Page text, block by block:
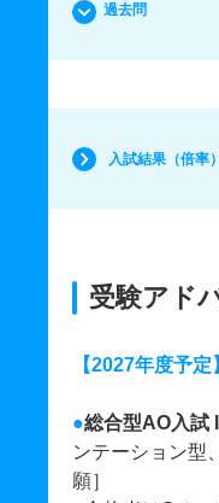
過去問
入試結果（倍率
受験アド
【2027年度予定
●総合型AO入試
ンテーション型
願］